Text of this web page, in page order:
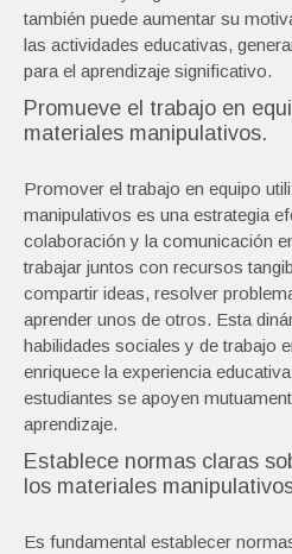
también puede aumentar su
las actividades educativas,
para el aprendizaje significativo.
Promueve el trabajo en
materiales manipulativos.
Promover el trabajo en equipo
manipulativos es una estrategia
colaboración y la comunicación
trabajar juntos con recursos
compartir ideas, resolver
aprender unos de otros. Esta
habilidades sociales y de trabajo
enriquece la experiencia
estudiantes se apoyen
aprendizaje.
Establece normas claras
los materiales
Es fundamental establecer